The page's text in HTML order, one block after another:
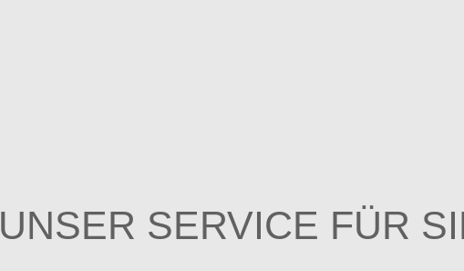
UNSER SERVICE FÜR